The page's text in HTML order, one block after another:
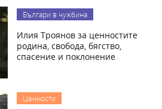
Българи в чужбина
Илия Троянов за ценностите
родина, свобода, бягство,
спасение и поклонение
Ценности